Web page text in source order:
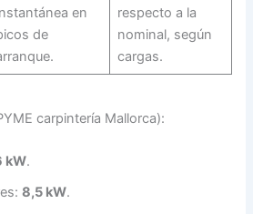
en
de
respecto a la
nominal, según
cargas.
carpintería Mallorca):
kW.
8,5 kW.